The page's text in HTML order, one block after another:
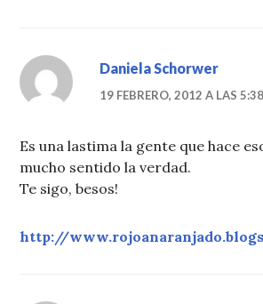
Daniela Schorwer
19 FEBRERO, 2012 A LAS
Es una lastima la gente que hace
mucho sentido la verdad.
Te sigo, besos!
http://